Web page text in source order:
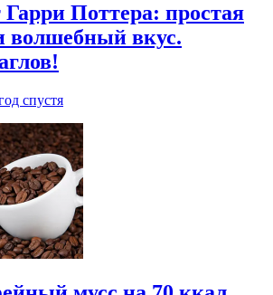
Поттера: простая
волшебный вкус.
спустя